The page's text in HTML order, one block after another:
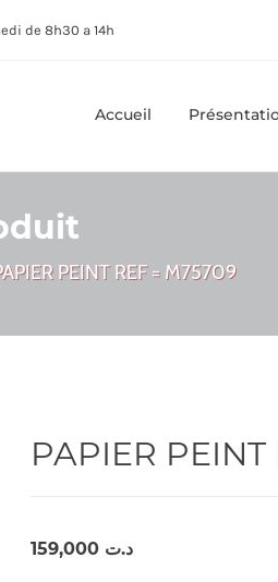
de 8h30 a 14h
Accueil
PEINT REF = M75709
PAPIER
د.ت